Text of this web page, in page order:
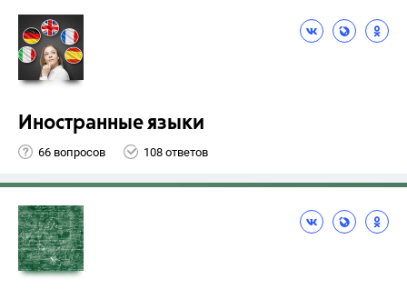
Иностранные языки
66 вопросов 108 ответов